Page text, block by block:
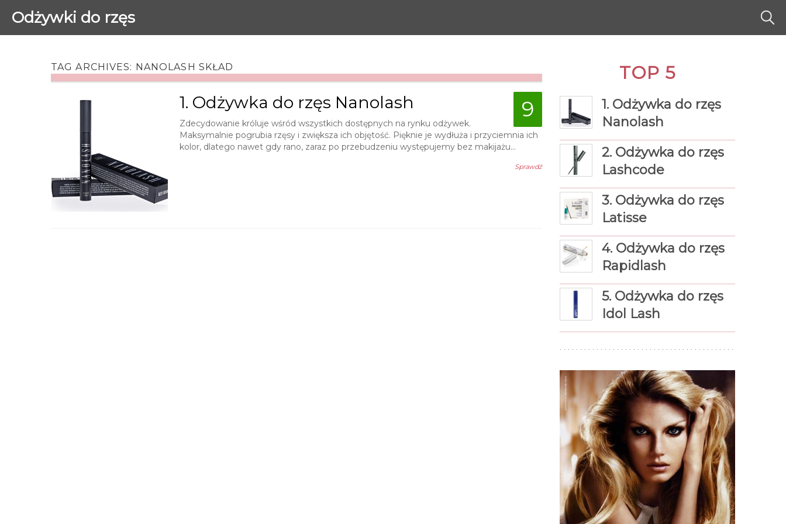
Odżywki do rzęs
TAG ARCHIVES: NANOLASH SKŁAD
9
1. Odżywka do rzęs Nanolash
Zdecydowanie króluje wśród wszystkich dostępnych na rynku odżywek.
Maksymalnie pogrubia rzęsy i zwiększa ich objętość. Pięknie je wydłuża i przyciemnia ich
kolor, dlatego nawet gdy rano, zaraz po przebudzeniu występujemy bez makijażu...
Sprawdź
TOP 5
1. Odżywka do rzęs
Nanolash
2. Odżywka do rzęs
Lashcode
3. Odżywka do rzęs
Latisse
4. Odżywka do rzęs
Rapidlash
5. Odżywka do rzęs
Idol Lash